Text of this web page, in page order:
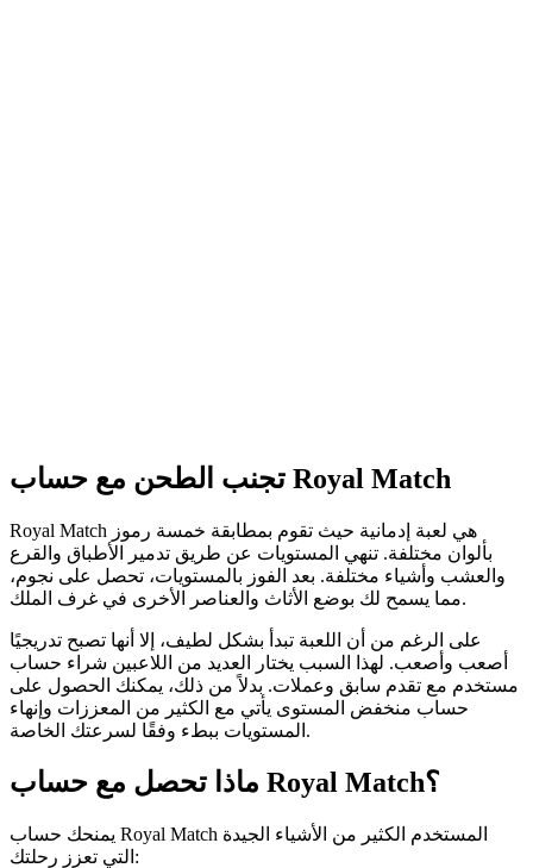
تجنب الطحن مع حساب Royal Match
Royal Match هي لعبة إدمانية حيث تقوم بمطابقة خمسة رموز
بألوان مختلفة. تنهي المستويات عن طريق تدمير الأطباق والقرع
والعشب وأشياء مختلفة. بعد الفوز بالمستويات، تحصل على نجوم،
مما يسمح لك بوضع الأثاث والعناصر الأخرى في غرف الملك.
على الرغم من أن اللعبة تبدأ بشكل لطيف، إلا أنها تصبح تدريجيًا
أصعب وأصعب. لهذا السبب يختار العديد من اللاعبين شراء حساب
مستخدم مع تقدم سابق وعملات. بدلاً من ذلك، يمكنك الحصول على
حساب منخفض المستوى يأتي مع الكثير من المعززات وإنهاء
المستويات ببطء وفقًا لسرعتك الخاصة.
ماذا تحصل مع حساب Royal Match؟
يمنحك حساب Royal Match المستخدم الكثير من الأشياء الجيدة
التي تعزز رحلتك: